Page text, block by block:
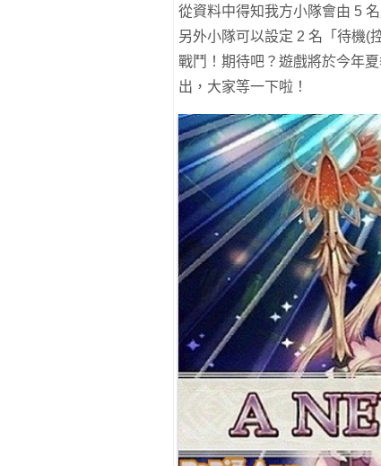
從資料中得知我方小隊會由 5
另外小隊可以設定 2 名「待機(
戰鬥！期待吧？遊戲將於今年
出，大家等一下啦！